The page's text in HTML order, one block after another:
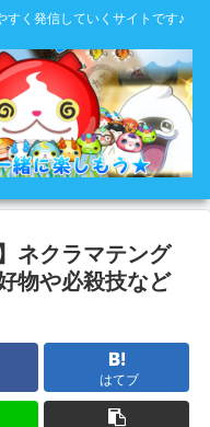
すく発信していくサイトです♪
ネクラマテング
物や必殺技など
はてブ